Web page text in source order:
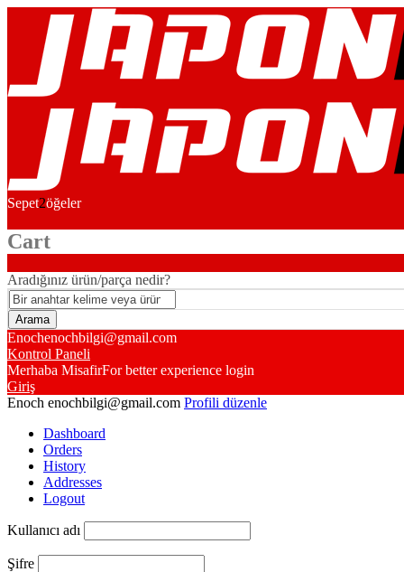
Sepet2öğeler
Cart
Aradığınız ürün/parça nedir?
Enochenochbilgi@gmail.com
Kontrol Paneli
Merhaba MisafirFor better experience login
Giriş
Enoch enochbilgi@gmail.com Profili düzenle
Dashboard
Orders
History
Addresses
Logout
Kullanıcı adı
Şifre